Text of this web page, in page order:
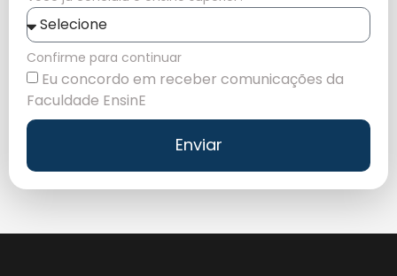
Confirme para continuar
Eu concordo em receber comunicações da
Faculdade EnsinE
Enviar